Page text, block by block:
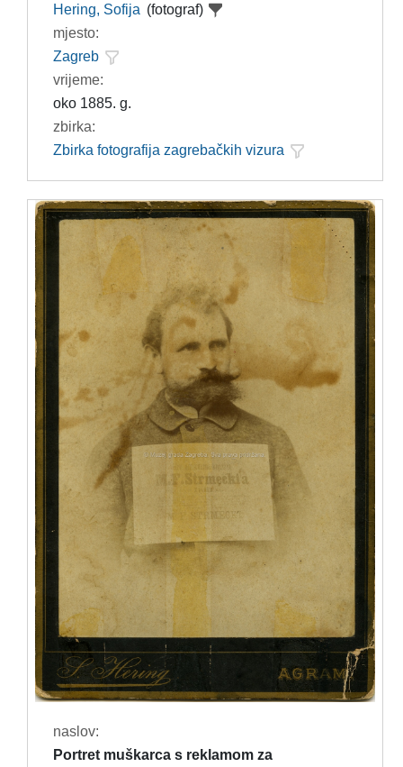
Hering, Sofija (fotograf)
mjesto:
Zagreb
vrijeme:
oko 1885. g.
zbirka:
Zbirka fotografija zagrebačkih vizura
naslov:
Portret muškarca s reklamom za